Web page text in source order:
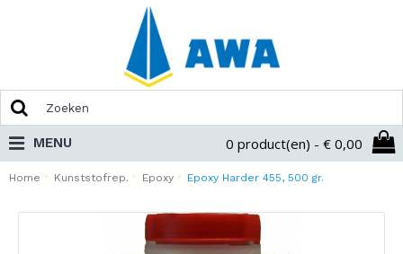
0 product(en) - € 0,00
MENU
Home Kunststofrep. Epoxy Epoxy Harder 455, 500 gr.